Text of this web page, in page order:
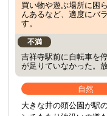
買い物や遊ぶ場所に困
んあるなど、適度にバ
す。
不満
吉祥寺駅前に自転車を
が足りていなかった。
自然
大きな井の頭公園が駅